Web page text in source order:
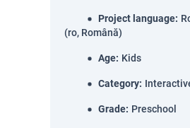
Project language:
(ro, Română)
Age: Kids
Category:
Grade: Preschool